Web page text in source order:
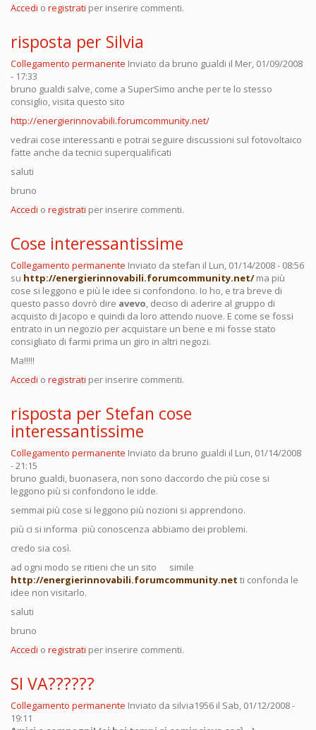
Accedi o registrati per inserire commenti.
risposta per Silvia
Collegamento permanente Inviato da bruno gualdi il Mer, 01/09/2008
- 17:33
bruno gualdi salve, come a SuperSimo anche per te lo stesso
consiglio, visita questo sito
http://energierinnovabili.forumcommunity.net/
vedrai cose interessanti e potrai seguire discussioni sul fotovoltaico
fatte anche da tecnici superqualificati
saluti
bruno
Accedi o registrati per inserire commenti.
Cose interessantissime
Collegamento permanente Inviato da stefan il Lun, 01/14/2008 - 08:56
su http://energierinnovabili.forumcommunity.net/ma più
cose si leggono e più le idee si confondono. Io ho, e tra breve di
questo passo dovrò dire avevo , deciso di aderire al gruppo di
acquisto di Jacopo e quindi da loro attendo nuove. E come se fossi
entrato in un negozio per acquistare un bene e mi fosse stato
consigliato di farmi prima un giro in altri negozi.
Ma!!!!!
Accedi o registrati per inserire commenti.
risposta per Stefan cose
interessantissime
Collegamento permanente Inviato da bruno gualdi il Lun, 01/14/2008
- 21:15
bruno gualdi, buonasera, non sono daccordo che più cose si
leggono più si confondono le idde.
semmai più cose si leggono più nozioni si apprendono.
più ci si informa più conoscenza abbiamo dei problemi.
credo sia così.
ad ogni modo se ritieni che un sito simile
http://energierinnovabili.forumcommunity.net ti confonda le
idee non visitarlo.
saluti
bruno
Accedi o registrati per inserire commenti.
SI VA??????
Collegamento permanente Inviato da silvia1956 il Sab, 01/12/2008 -
19:11